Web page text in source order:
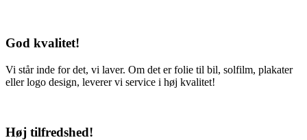
God kvalitet!
Vi står inde for det, vi laver. Om det er folie til bil, solfilm, plakater
eller logo design, leverer vi service i høj kvalitet!
Høj tilfredshed!